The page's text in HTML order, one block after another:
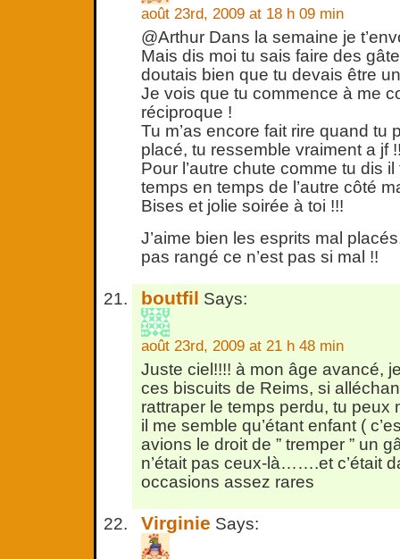
août 23rd, 2009 at 18 h 09 min
@Arthur Dans la semaine je
Mais dis moi tu sais faire des
doutais bien que tu devais être
Je vois que tu commence à me
réciproque !
Tu m’as encore fait rire quand tu
placé, tu ressemble vraiment a jf
Pour l’autre chute comme tu dis
temps en temps de l’autre côté
Bises et jolie soirée à toi !!!
J’aime bien les esprits mal
pas rangé ce n’est pas si mal !!
boutfil Says:
août 23rd, 2009 at 21 h 48 min
Juste ciel!!!! à mon âge avancé,
ces biscuits de Reims, si
rattraper le temps perdu, tu
il me semble qu’étant enfant (
avions le droit de ” tremper ” un
n’était pas ceux-là…….et c’était
occasions assez rares
Virginie Says: